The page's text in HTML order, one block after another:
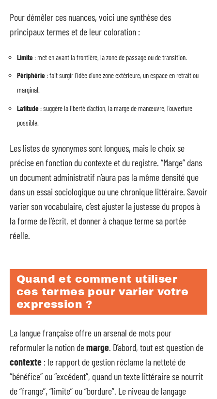
Pour démêler ces nuances, voici une synthèse des
principaux termes et de leur coloration :
Limite : met en avant la frontière, la zone de passage ou de transition.
Périphérie : fait surgir l’idée d’une zone extérieure, un espace en retrait ou
marginal.
Latitude : suggère la liberté d’action, la marge de manœuvre, l’ouverture
possible.
Les listes de synonymes sont longues, mais le choix se
précise en fonction du contexte et du registre. “Marge” dans
un document administratif n’aura pas la même densité que
dans un essai sociologique ou une chronique littéraire. Savoir
varier son vocabulaire, c’est ajuster la justesse du propos à
la forme de l’écrit, et donner à chaque terme sa portée
réelle.
Quand et comment utiliser
ces termes pour varier votre
expression ?
La langue française offre un arsenal de mots pour
reformuler la notion demarge. D’abord, tout est question de
contexte : le rapport de gestion réclame la netteté de
“bénéfice” ou “excédent”, quand un texte littéraire se nourrit
de “frange”, “limite” ou “bordure”. Le niveau de langage